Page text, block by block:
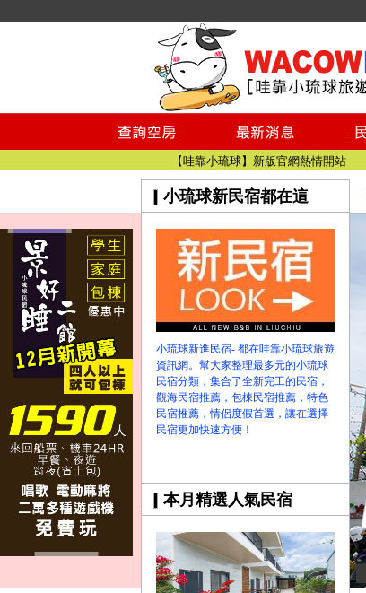
小琉球民宿空房
小琉球民宿
小琉球民宿推薦
【小琉球民宿特約】東港停車場!!看這邊
小琉球民宿 最完整的旅遊資訊都在這
【哇靠小琉球】新版官網熱情開站
【哇靠小琉球粉絲團】即時動態!!
小琉球民宿空房
小琉球民宿
小琉球民宿推薦
【小琉球民宿特約】東港停車場!!看這邊
小琉球民宿 最完整的旅遊資訊都在這
【哇靠小琉球】新版官網熱情開站
【哇靠小琉球粉絲團】即時動態!!
小琉球新民宿都在這
小琉球新進民宿- 都在哇靠小琉球旅遊
資訊網。幫大家整理最多元的小琉球
民宿分類，集合了全新完工的民宿，
觀海民宿推薦，包棟民宿推薦，特色
民宿推薦，情侶度假首選，讓在選擇
民宿更加快速方便！
本月精選人氣民宿